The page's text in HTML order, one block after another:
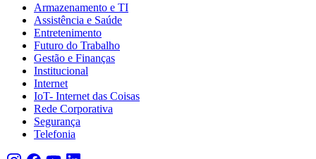
Armazenamento e TI
Assistência e Saúde
Entretenimento
Futuro do Trabalho
Gestão e Finanças
Institucional
Internet
IoT- Internet das Coisas
Rede Corporativa
Segurança
Telefonia